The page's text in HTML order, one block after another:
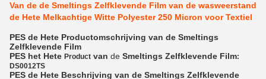
Van de de Smeltings Zelfklevende Film van de wasweerstand
de Hete Melkachtige Witte Polyester 250 Micron voor Textiel
PES de Hete Productomschrijving van de Smeltings
Zelfklevende Film
PES het Hete Product van de Smeltings Zelfklevende Film:
DS0012TS
PES de Hete Beschrijving van de Smeltings Zelfklevende